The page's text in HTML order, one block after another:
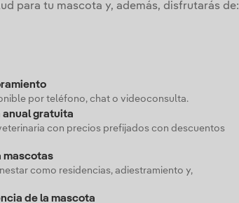
para tu mascota y, además, disfrutarás de:
por teléfono, chat o videoconsulta.
anual gratuita
con precios prefijados con descuentos
mascotas
como residencias, adiestramiento y,
de la mascota